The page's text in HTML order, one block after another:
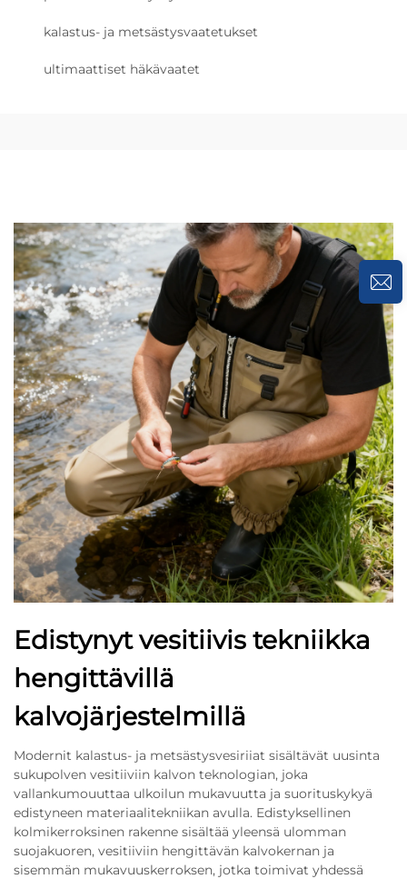
kalastus- ja metsästysvaatetukset
ultimaattiset häkävaatet
Edistynyt vesitiivis tekniikka
hengittävillä
kalvojärjestelmillä
Modernit kalastus- ja metsästysvesiriiat sisältävät uusinta
sukupolven vesitiiviin kalvon teknologian, joka
vallankumouuttaa ulkoilun mukavuutta ja suorituskykyä
edistyneen materiaalitekniikan avulla. Edistyksellinen
kolmikerroksinen rakenne sisältää yleensä ulomman
suojakuoren, vesitiiviin hengittävän kalvokernan ja
sisemmän mukavuuskerroksen, jotka toimivat yhdessä